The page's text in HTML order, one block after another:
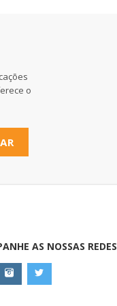
o
AS NOSSAS REDES